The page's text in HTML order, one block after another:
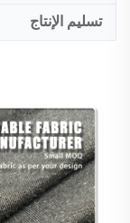
تسليم الإنتاج